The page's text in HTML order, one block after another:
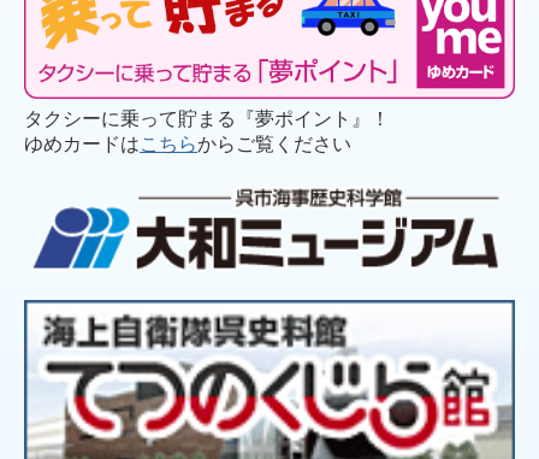
タクシーに乗って貯まる『夢ポイント』！
ゆめカードはこちらからご覧ください